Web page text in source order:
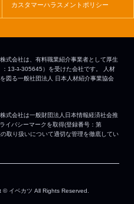
カスタマーハラスメントポリシー